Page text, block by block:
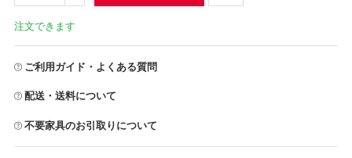
注文できます
ご利用ガイド・よくある質問
配送・送料について
不要家具のお引取りについて